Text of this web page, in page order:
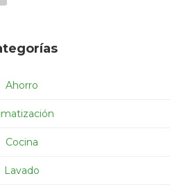
Ahorro
Cocina
Lavado